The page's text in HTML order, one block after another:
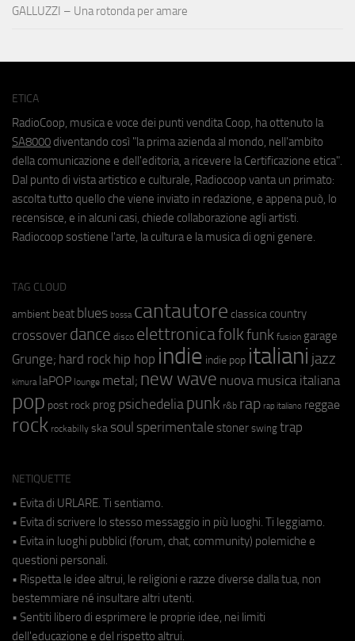
GALLUZZI – Una rotonda per amare
ETICA
RadioCoop, musica e voce dei punti vendita Coop, ha ottenuto la
SA8000 diventando così "la prima azienda al mondo, nell'ambito
della comunicazione e dell'editoria, a ricevere la Certificazione etica".
Dal punto di vista artistico e culturale, Radiocoop vanta un primato:
ascolta tutto quello che viene inviato in redazione, e appena può, lo
recensisce, e in alcuni casi, chiede collaborazione agli artisti.
Radiocoop sostiene l'arte, la cultura e la musica di ogni genere.
TAG CLOUD
ambient beat blues bossa cantautore classica country
crossover dance disco elettronicafolkfunk fusion garage
Grunge; hard rock hip hop indie indie pop italiani jazz
kimura laPOP lounge metal; new wave nuova musica italiana
pop post rock prog psichedeliapunk r&b rap rap italiano reggae
rock rockabilly ska soul sperimentale stoner swing trap
NETIQUETTE
• Evita di URLARE. Ti sentiamo.
• Evita di scrivere lo stesso messaggio in più luoghi. Ti leggiamo.
• Evita in luoghi pubblici (forum, chat, community) polemiche e
questioni personali.
• Rispetta le idee altrui, le religioni e razze diverse dalla tua, non
bestemmiare né insultare altri utenti.
• Sentiti libero di esprimere le proprie idee, nei limiti
dell'educazione e del rispetto altrui.